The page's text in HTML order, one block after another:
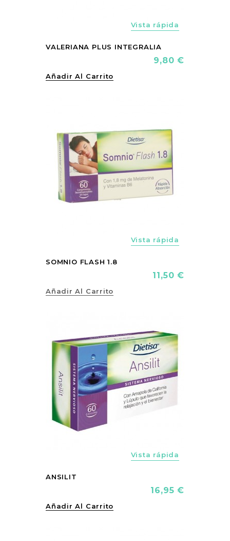
Vista rápida
VALERIANA PLUS INTEGRALIA
Precio
9,80 €
Añadir Al Carrito
Vista rápida
SOMNIO FLASH 1.8
Precio
11,50 €
Añadir Al Carrito
Vista rápida
ANSILIT
Precio
16,95 €
Añadir Al Carrito